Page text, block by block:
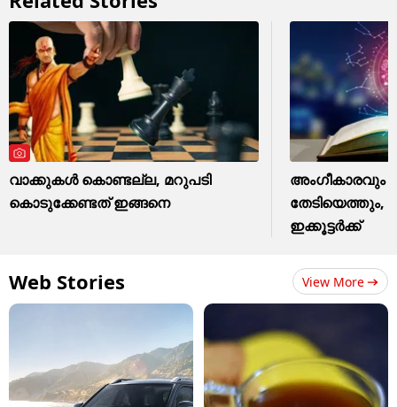
വാക്കുകൾ കൊണ്ടല്ല, മറുപടി
കൊടുക്കേണ്ടത് ഇങ്ങനെ
അംഗീകാരവും
തേടിയെത്തും,
ഇക്കൂട്ടർക്ക്
Web Stories View More